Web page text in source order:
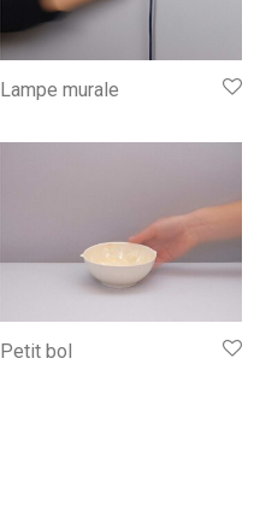
Lampe murale
Petit bol